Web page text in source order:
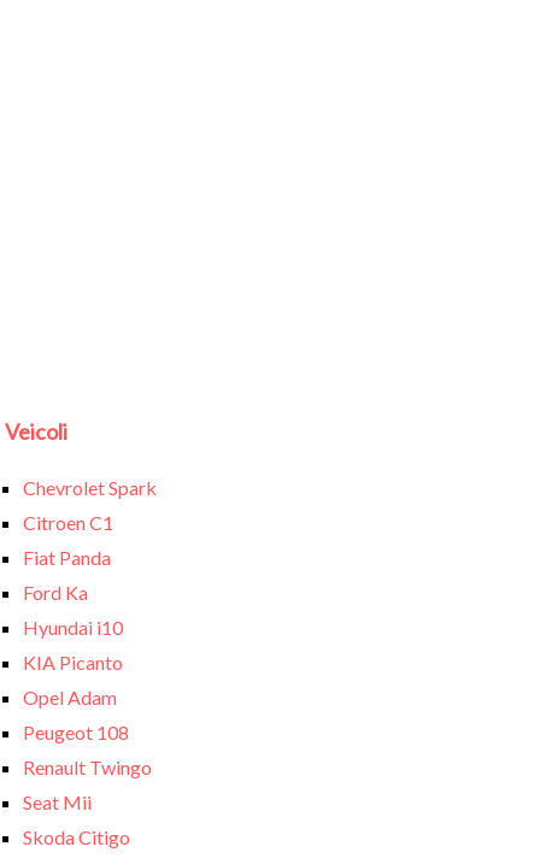
Veicoli
Chevrolet Spark
Citroen C1
Fiat Panda
Ford Ka
Hyundai i10
KIA Picanto
Opel Adam
Peugeot 108
Renault Twingo
Seat Mii
Skoda Citigo